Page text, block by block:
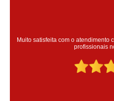
Super satisfeita com o serviço
colaoradores educado e
Claudinei